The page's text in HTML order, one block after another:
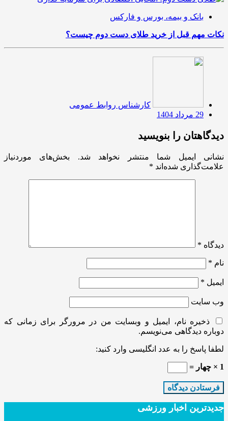
بانک و بیمه، بورس و فارکس
نکات مهم قبل از خرید طلای دست دوم چیست؟
کارشناس روابط عمومی
29 مرداد 1404
دیدگاهتان را بنویسید
نشانی ایمیل شما منتشر نخواهد شد.
بخش‌های موردنیاز
علامت‌گذاری شده‌اند *
دیدگاه *
نام *
ایمیل *
وب‌ سایت
ذخیره نام، ایمیل و وبسایت من در مرورگر برای زمانی که
دوباره دیدگاهی می‌نویسم.
لطفا پاسخ را به عدد انگلیسی وارد کنید:
1 × چهار =
جدیدترین‌ اخبار ورزشی